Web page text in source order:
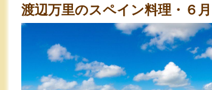
渡辺万里のスペイン料理・６月